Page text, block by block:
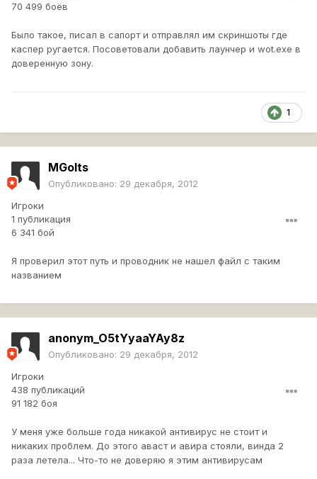
70 499 боёв
Было такое, писал в сапорт и отправлял им скриншоты где
каспер ругается. Посоветовали добавить лаунчер и wot.exe в
доверенную зону.
1
MGolts
Опубликовано: 29 декабря, 2012
Игроки
1 публикация
6 341 бой
Я проверил этот путь и проводник не нашел файл с таким
названием
anonym_O5tYyaaYAy8z
Опубликовано: 29 декабря, 2012
Игроки
438 публикаций
91 182 боя
У меня уже больше года никакой антивирус не стоит и
никаких проблем. До этого аваст и авира стояли, винда 2
раза летела... Что-то не доверяю я этим антивирусам